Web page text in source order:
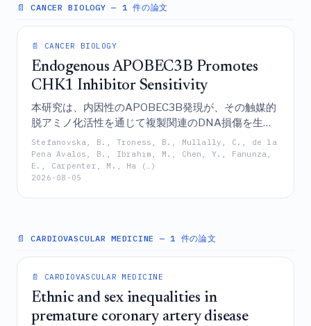
📄 CANCER BIOLOGY — 1 件の論文
📄 CANCER BIOLOGY
Endogenous APOBEC3B Promotes
CHK1 Inhibitor Sensitivity
本研究は、内因性のAPOBEC3B発現が、その触媒的
脱アミノ化活性を通じて複製関連のDNA損傷を生成
することにより、がん細胞に治療的脆弱性を創出
し、それによって腫瘍細胞をCHK1機能に対して選択
的に依存させ、かつCHK1阻害剤に対して高い感受性
を持たせることを実証している。
Stefanovska, B., Troness, B., Mullally, C., de la
Pena Avalos, B., Ibrahim, M., Chen, Y., Fanunza,
E., Carpenter, M., Ha (…)
2026-08-05
📄 CARDIOVASCULAR MEDICINE — 1 件の論文
📄 CARDIOVASCULAR MEDICINE
Ethnic and sex inequalities in
premature coronary artery disease